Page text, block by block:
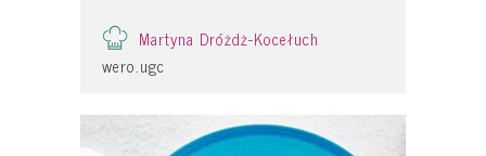
Martyna Dróżdż-Kocełuch
wero.ugc